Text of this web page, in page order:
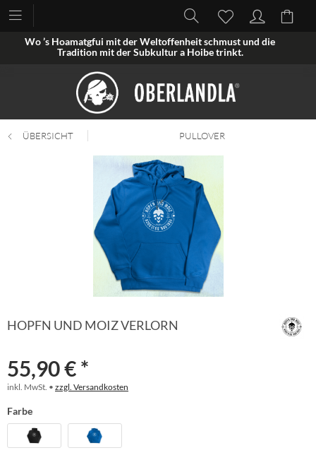
Wo ’s Hoamatgfui mit der Weltoffenheit schmust und die
Tradition mit der Subkultur a Hoibe trinkt.
ÜBERSICHT PULLOVER
HOPFN UND MOIZ VERLORN
55,90 € *
inkl. MwSt. • zzgl. Versandkosten
Farbe